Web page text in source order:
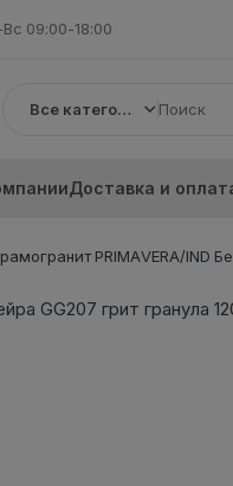
09:00-18:00
Все категории
Доставка и
PRIMAVERA/IND